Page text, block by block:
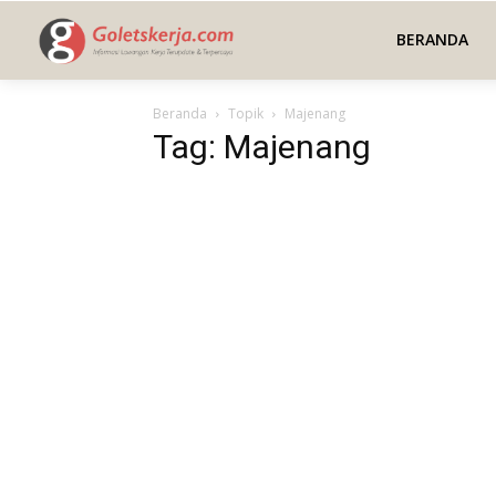
BERANDA
Beranda Topik Majenang
Tag: Majenang